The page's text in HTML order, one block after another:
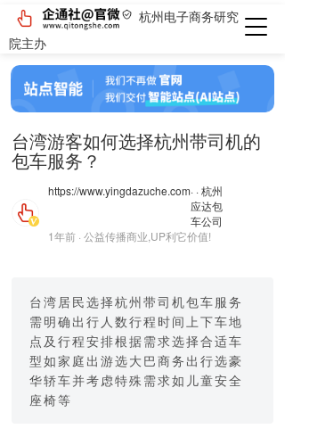
杭州电子商务研究
院主办
台湾游客如何选择杭州带司机的
包车服务？
https://www.yingdazuche.com· · 杭州
应达包
车公司
1年前 · 公益传播商业,UP利它价值!
台湾居民选择杭州带司机包车服务
需明确出行人数行程时间上下车地
点及行程安排根据需求选择合适车
型如家庭出游选大巴商务出行选豪
华轿车并考虑特殊需求如儿童安全
座椅等